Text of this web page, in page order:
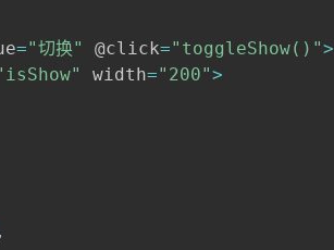
="切换" @click="toggleShow()">
width="200">
,